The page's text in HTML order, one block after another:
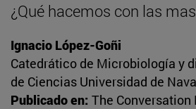
¿Qué hacemos con las
Ignacio López-Goñi
Catedrático de Microbiología y
de Ciencias Universidad de
Publicado en: The Conversation